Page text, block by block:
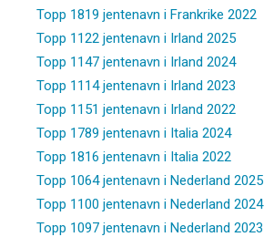
Topp 1819 jentenavn i Frankrike 2022
Topp 1122 jentenavn i Irland 2025
Topp 1147 jentenavn i Irland 2024
Topp 1114 jentenavn i Irland 2023
Topp 1151 jentenavn i Irland 2022
Topp 1789 jentenavn i Italia 2024
Topp 1816 jentenavn i Italia 2022
Topp 1064 jentenavn i Nederland 2025
Topp 1100 jentenavn i Nederland 2024
Topp 1097 jentenavn i Nederland 2023